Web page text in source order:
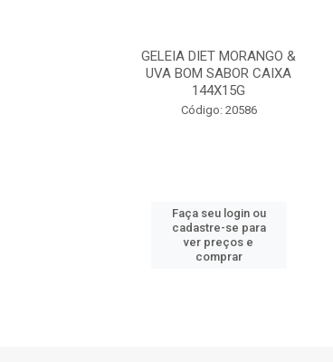
GELEIA DIET MORANGO &
UVA BOM SABOR CAIXA
144X15G
Código: 20586
Faça seu login ou
cadastre-se para
ver preços e
comprar